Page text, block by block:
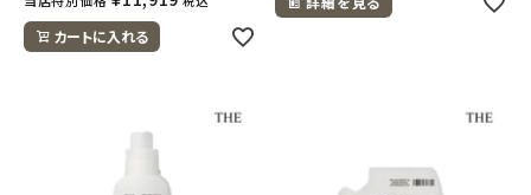
定期購入
ナチュラムーン
エコリュクス
カートに入れる